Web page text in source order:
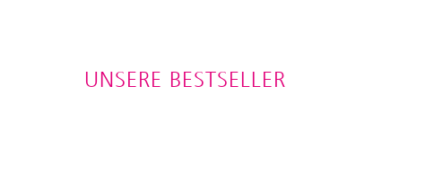
UNSERE BESTSELLER